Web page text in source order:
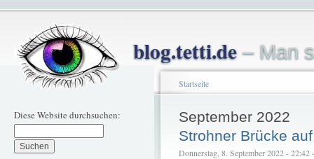
blog.tetti.de– Man
Diese Website durchsuchen:
Startseite
September 2022
Strohner Brücke
Donnerstag, 8. September 2022 - 22:42